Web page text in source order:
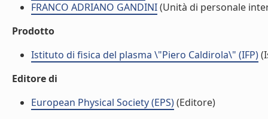
FRANCO ADRIANO GANDINI(Unità di personale
Prodotto
Istituto di fisica del plasma \"Piero Caldirola\" (IFP)
Editore di
European Physical Society (EPS)(Editore)